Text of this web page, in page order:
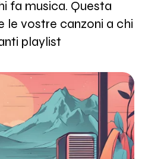
fa musica. Questa
le vostre canzoni a chi
playlist